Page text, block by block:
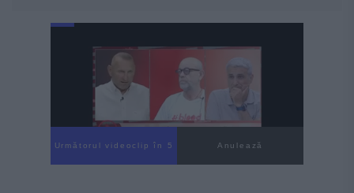
Următorul videoclip în 4 Anulează